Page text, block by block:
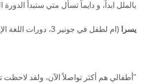
بالملل ابداً، و دايماً تسأل متي ستبدأ الدورة
يسرا (ام لطفل في جونير 3، دورات اللغة الإنجليزية للصغار)
"أطفالي هم أكثر تواصلاً الآن، ولقد لاحظت